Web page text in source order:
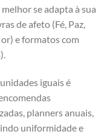
se adapta à sua
de afeto (Fé, Paz,
e formatos com
iguais é
planners anuais,
uniformidade e